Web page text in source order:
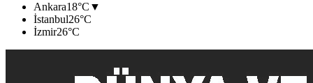
Ankara18°C ▼
İstanbul26°C
İzmir26°C